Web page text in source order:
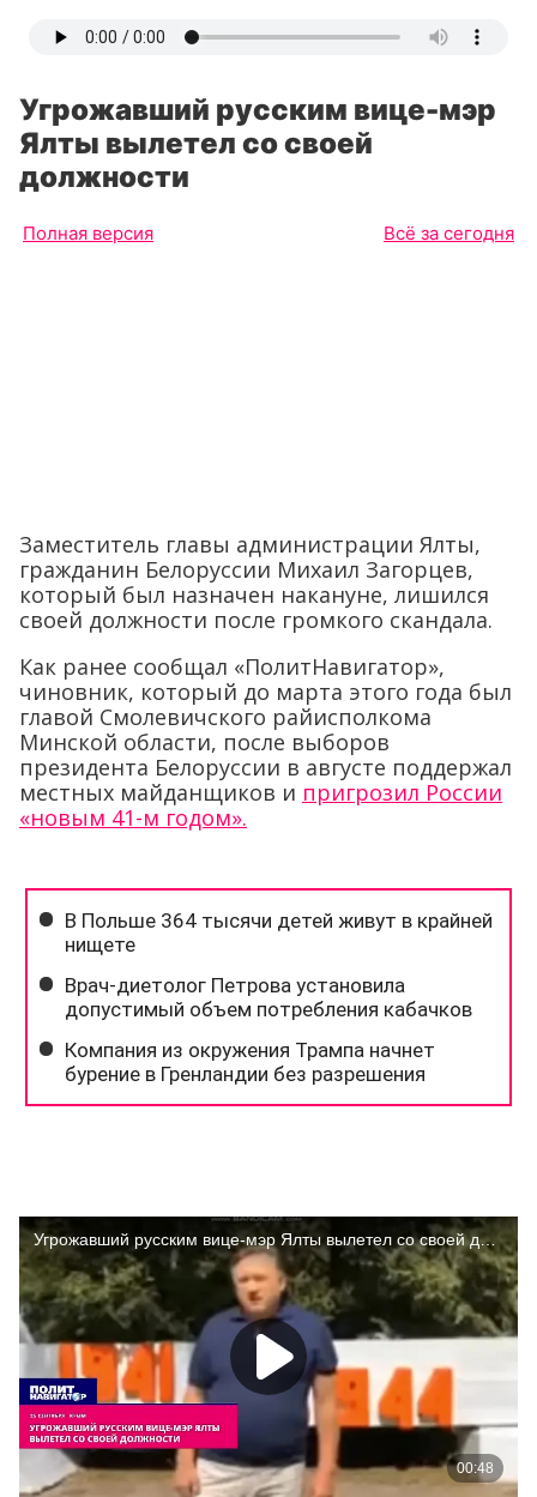
Угрожавший русским вице-мэр
Ялты вылетел со своей
должности
Полная версия Всё за сегодня
Заместитель главы администрации Ялты,
гражданин Белоруссии Михаил Загорцев,
который был назначен накануне, лишился
своей должности после громкого скандала.
Как ранее сообщал «ПолитНавигатор»,
чиновник, который до марта этого года был
главой Смолевичского райисполкома
Минской области, после выборов
президента Белоруссии в августе поддержал
местных майданщиков и пригрозил России
«новым 41-м годом».